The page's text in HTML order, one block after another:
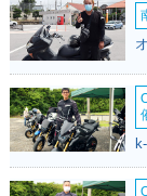
2020年8月6日、新し
の詳細情報が公開さ
ように、エンジンや
込まれたことと、ア
ト）が装備されてい
デルまでと同じ）
2BL-PC40というこ
ロ5+に適合したマイ